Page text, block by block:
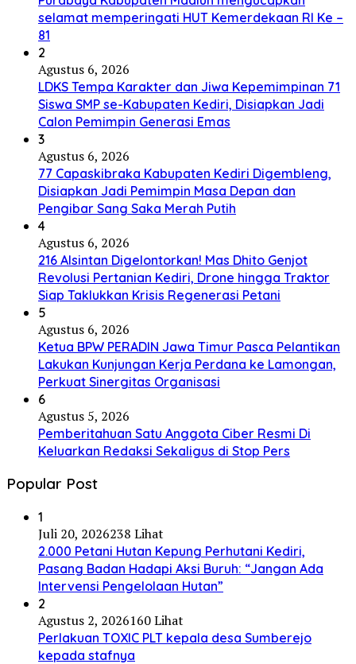
selamat memperingati HUT Kemerdekaan RI Ke –
81
2
Agustus 6, 2026
LDKS Tempa Karakter dan Jiwa Kepemimpinan 71
Siswa SMP se-Kabupaten Kediri, Disiapkan Jadi
Calon Pemimpin Generasi Emas
3
Agustus 6, 2026
77 Capaskibraka Kabupaten Kediri Digembleng,
Disiapkan Jadi Pemimpin Masa Depan dan
Pengibar Sang Saka Merah Putih
4
Agustus 6, 2026
216 Alsintan Digelontorkan! Mas Dhito Genjot
Revolusi Pertanian Kediri, Drone hingga Traktor
Siap Taklukkan Krisis Regenerasi Petani
5
Agustus 6, 2026
Ketua BPW PERADIN Jawa Timur Pasca Pelantikan
Lakukan Kunjungan Kerja Perdana ke Lamongan,
Perkuat Sinergitas Organisasi
6
Agustus 5, 2026
Pemberitahuan Satu Anggota Ciber Resmi Di
Keluarkan Redaksi Sekaligus di Stop Pers
Popular Post
1
Juli 20, 2026238 Lihat
2.000 Petani Hutan Kepung Perhutani Kediri,
Pasang Badan Hadapi Aksi Buruh: “Jangan Ada
Intervensi Pengelolaan Hutan”
2
Agustus 2, 2026160 Lihat
Perlakuan TOXIC PLT kepala desa Sumberejo
kepada stafnya